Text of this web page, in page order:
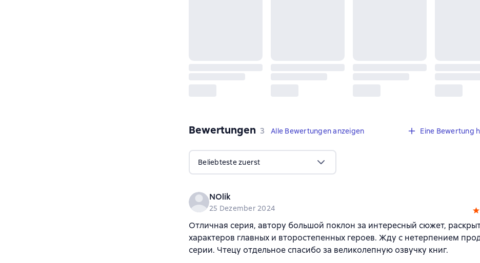
Bewertungen 3 Bewertungen
3 Alle Bewertungen anzeigen Eine Bewertung
Beliebteste zuerst
NOlik
25 Dezember 2024
Отличная серия, автору большой поклон за интересный сюжет,
характеров главных и второстепенных героев. Жду с нетерпением
серии. Чтецу отдельное спасибо за великолепную озвучку книг.